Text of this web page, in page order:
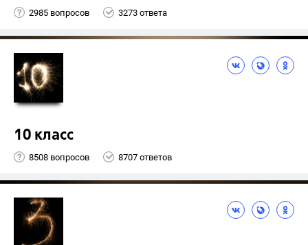
2985 вопросов 3273 ответа
10 класс
8508 вопросов 8707 ответов